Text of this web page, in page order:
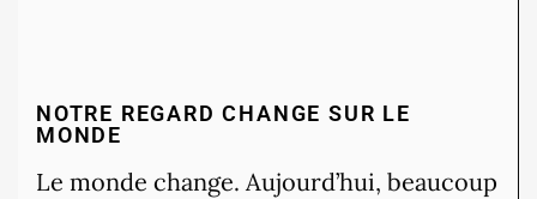
NOTRE REGARD CHANGE SUR LE
MONDE
Le monde change. Aujourd’hui, beaucoup